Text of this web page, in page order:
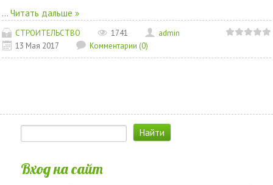
... Читать дальше »
СТРОИТЕЛЬСТВО 1741
admin
13 Мая 2017
Комментарии (0)
Вход на сайт